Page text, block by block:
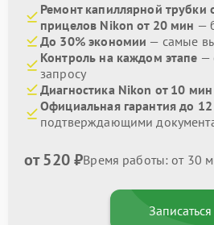
Ремонт капиллярной трубки
прицелов Nikon от 20 мин —
До 30% экономии — самые
Контроль на каждом этапе —
запросу
Диагностика Nikon от 10 мин
Официальная гарантия до
подтверждающими
от 520 ₽Время работы: от 30
Записаться